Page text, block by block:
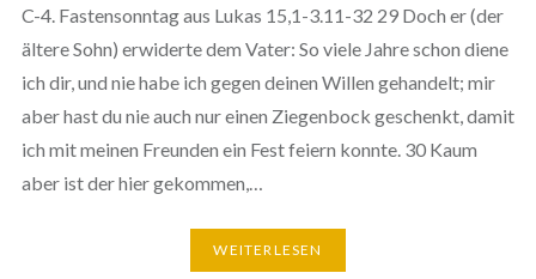
C-4. Fastensonntag aus Lukas 15,1-3.11-32 29 Doch er (der
ältere Sohn) erwiderte dem Vater: So viele Jahre schon diene
ich dir, und nie habe ich gegen deinen Willen gehandelt; mir
aber hast du nie auch nur einen Ziegenbock geschenkt, damit
ich mit meinen Freunden ein Fest feiern konnte. 30 Kaum
aber ist der hier gekommen,…
WEITERLESEN